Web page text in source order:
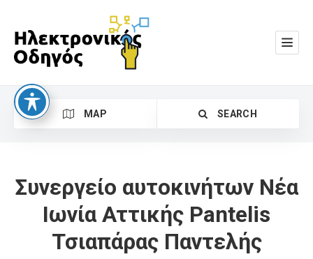
MAP SEARCH
Search
Συνεργείο αυτοκινήτων Νέα
Ιωνία Αττικής Pantelis
Τσιαπάρας Παντελής